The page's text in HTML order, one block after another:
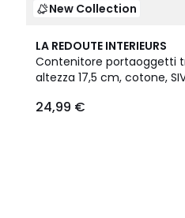
New Collection
LA REDOUTE INTERIEURS
Contenitore portaoggetti
altezza 17,5 cm, cotone,
24,99 €